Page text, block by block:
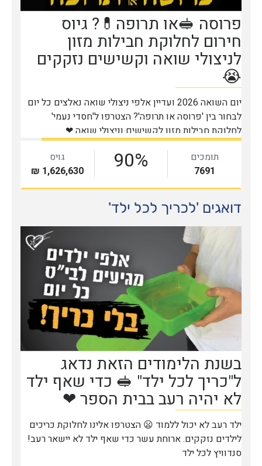
דואגים 'לכריך לכל ילד'